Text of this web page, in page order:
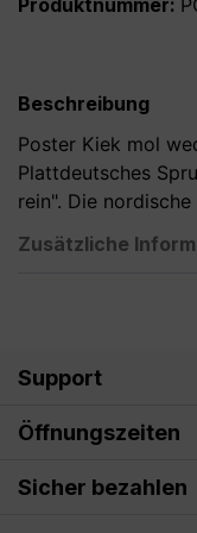
Produktnummer:
Beschreibung
Poster Kiek mol
Plattdeutsches
rein". Die
Zusätzliche
Support
Öffnungszeiten
Sicher bezahlen